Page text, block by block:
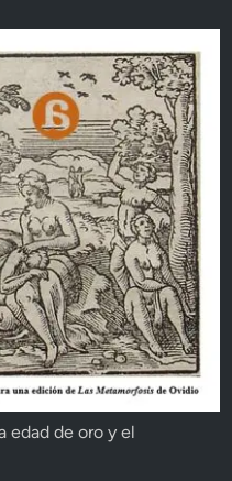
edad de oro y el